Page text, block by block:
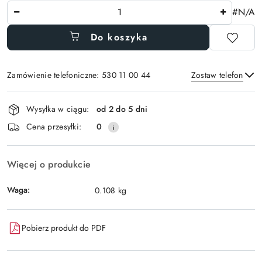
Ilość
#N/A
Do koszyka
Zamówienie telefoniczne: 530 11 00 44 Zostaw telefon
Wyślij
Dostępność
i
dostawa
Wysyłka w ciągu:
od 2 do 5 dni
Cena przesyłki:
0
Więcej o produkcie
Waga: 0.108 kg
Pobierz produkt do PDF